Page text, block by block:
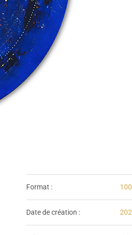
Format :
Date de création :